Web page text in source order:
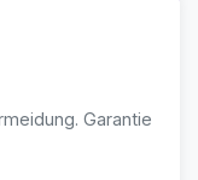
Garantie